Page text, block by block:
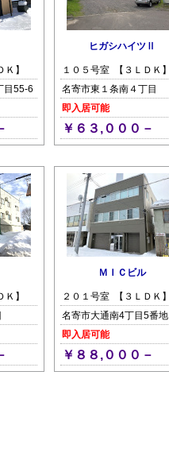
】
目55-6
ヒガシハイツⅡ
１０５号室 【３ＬＤＫ】
名寄市東１条南４丁目
即入居可能
￥６３,０００－
】
ＭＩＣビル
２０１号室 【３ＬＤＫ】
名寄市大通南4丁目5番地
即入居可能
￥８８,０００－